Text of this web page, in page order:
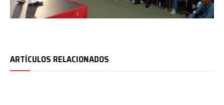
ARTÍCULOS RELACIONADOS